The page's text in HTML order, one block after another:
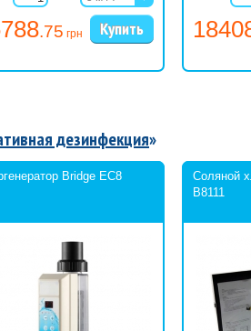
.75 грн
6 м³/ч
дезинфекция»
Bridge EC8
Соляной
B8111